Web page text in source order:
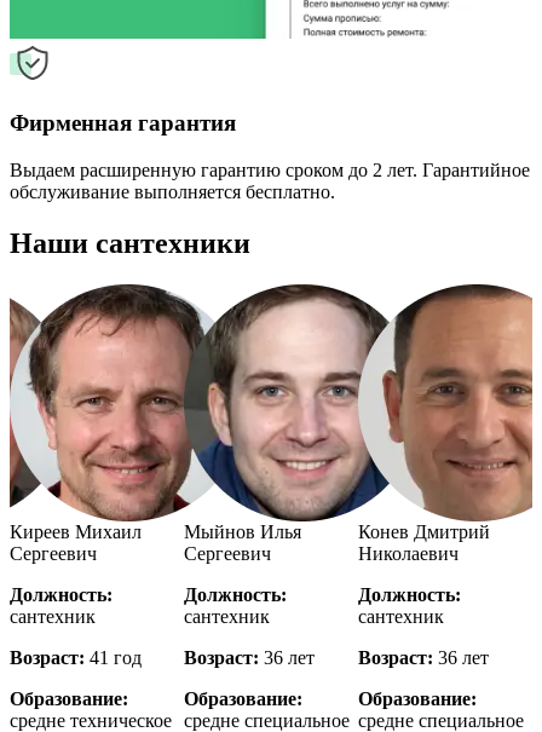
Фирменная гарантия
Выдаем расширенную гарантию сроком до 2 лет. Гарантийное
обслуживание выполняется бесплатно.
Наши сантехники
Киреев Михаил
Сергеевич
Должность:
сантехник
Возраст: 41 год
Образование:
средне техническое
Мыйнов Илья
Сергеевич
Должность:
сантехник
Возраст: 36 лет
Образование:
средне специальное
Конев Дмитрий
Николаевич
Должность:
сантехник
Возраст: 36 лет
Образование:
средне специальное